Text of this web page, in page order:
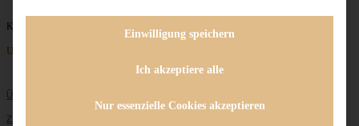
Keine Beiträge gefunden
Unternehmen
ÜBER MICH
ZUSAMMENARBEIT
Einwilligung speichern
Ich akzeptiere alle
Nur essenzielle Cookies akzeptieren